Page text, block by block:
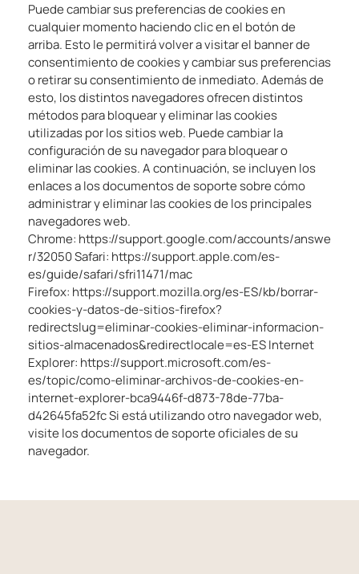
Puede cambiar sus preferencias de cookies en
cualquier momento haciendo clic en el botón de
arriba. Esto le permitirá volver a visitar el banner de
consentimiento de cookies y cambiar sus preferencias
o retirar su consentimiento de inmediato. Además de
esto, los distintos navegadores ofrecen distintos
métodos para bloquear y eliminar las cookies
utilizadas por los sitios web. Puede cambiar la
configuración de su navegador para bloquear o
eliminar las cookies. A continuación, se incluyen los
enlaces a los documentos de soporte sobre cómo
administrar y eliminar las cookies de los principales
navegadores web.
Chrome: https://support.google.com/accounts/answe
r/32050Safari: https://support.apple.com/es-
es/guide/safari/sfri11471/mac
Firefox: https://support.mozilla.org/es-ES/kb/borrar-
cookies-y-datos-de-sitios-firefox?
redirectslug=eliminar-cookies-eliminar-informacion-
sitios-almacenados&redirectlocale=es-ESInternet
Explorer: https://support.microsoft.com/es-
es/topic/como-eliminar-archivos-de-cookies-en-
internet-explorer-bca9446f-d873-78de-77ba-
d42645fa52fcSi está utilizando otro navegador web,
visite los documentos de soporte oficiales de su
navegador.